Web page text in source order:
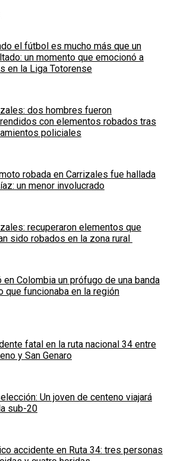
el fútbol es mucho más que un
un momento que emocionó a
en la Liga Totorense
dos hombres fueron
con elementos robados tras
policiales
robada en Carrizales fue hallada
un menor involucrado
recuperaron elementos que
sido robados en la zona rural
en Colombia un prófugo de una banda
que funcionaba en la región
fatal en la ruta nacional 34 entre
y San Genaro
Un joven de centeno viajará
sub-20
accidente en Ruta 34: tres personas